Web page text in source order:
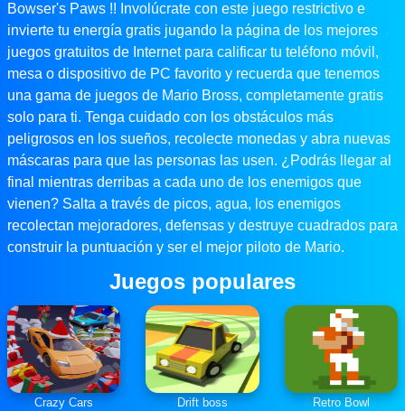
Bowser's Paws !! Involúcrate con este juego restrictivo e
invierte tu energía gratis jugando la página de los mejores
juegos gratuitos de Internet para calificar tu teléfono móvil,
mesa o dispositivo de PC favorito y recuerda que tenemos
una gama de juegos de Mario Bross, completamente gratis
solo para ti. Tenga cuidado con los obstáculos más
peligrosos en los sueños, recolecte monedas y abra nuevas
máscaras para que las personas las usen. ¿Podrás llegar al
final mientras derribas a cada uno de los enemigos que
vienen? Salta a través de picos, agua, los enemigos
recolectan mejoradores, defensas y destruye cuadrados para
construir la puntuación y ser el mejor piloto de Mario.
Juegos populares
Crazy Cars Drift boss Retro Bowl